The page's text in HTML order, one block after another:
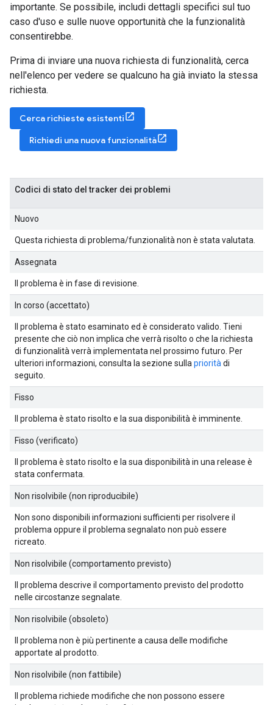
importante. Se possibile, includi dettagli specifici sul tuo
caso d'uso e sulle nuove opportunità che la funzionalità
consentirebbe.
Prima di inviare una nuova richiesta di funzionalità, cerca
nell'elenco per vedere se qualcuno ha già inviato la stessa
richiesta.
Cerca richieste esistenti
Richiedi una nuova funzionalità
Codici di stato del tracker dei problemi
Nuovo
Questa richiesta di problema/funzionalità non è stata valutata.
Assegnata
Il problema è in fase di revisione.
In corso (accettato)
Il problema è stato esaminato ed è considerato valido. Tieni
presente che ciò non implica che verrà risolto o che la richiesta
di funzionalità verrà implementata nel prossimo futuro. Per
ulteriori informazioni, consulta la sezione sulla priorità di
seguito.
Fisso
Il problema è stato risolto e la sua disponibilità è imminente.
Fisso (verificato)
Il problema è stato risolto e la sua disponibilità in una release è
stata confermata.
Non risolvibile (non riproducibile)
Non sono disponibili informazioni sufficienti per risolvere il
problema oppure il problema segnalato non può essere
ricreato.
Non risolvibile (comportamento previsto)
Il problema descrive il comportamento previsto del prodotto
nelle circostanze segnalate.
Non risolvibile (obsoleto)
Il problema non è più pertinente a causa delle modifiche
apportate al prodotto.
Non risolvibile (non fattibile)
Il problema richiede modifiche che non possono essere